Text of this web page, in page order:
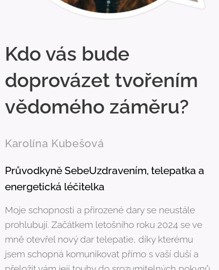
Kdo vás bude
doprovázet tvořením
vědomého záměru?
Karolína Kubešová
Průvodkyně SebeUzdravením, telepatka a
energetická léčitelka
Moje schopnosti a přirozené dary se neustále
prohlubují. Začátkem letošního roku 2024 se ve
mně otevřel nový dar telepatie, díky kterému
jsem schopná komunikovat přímo s vaší duší a